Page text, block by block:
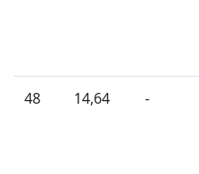
48 14,64 -